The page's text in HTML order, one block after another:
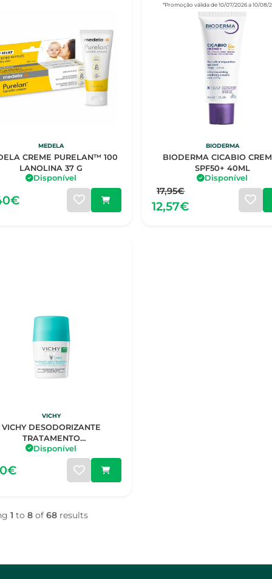
MEDELA
CREME PURELAN™ 100
LANOLINA 37 G
Disponível
*Promoção válida de 10/07/2026 a 10/08/
BIODERMA
BIODERMA CICABIO
SPF50+ 40ML
Disponível
17,95€
12,57€
VICHY
VICHY DESODORIZANTE
TRATAMENTO
48 HORAS
ROLL-ON 50ML
Disponível
1 to 8 of 68 results